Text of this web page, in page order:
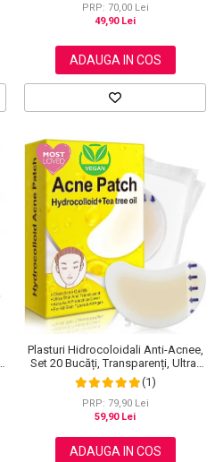
PRP: 70,00 Lei
49,90 Lei
ADAUGA IN COS
Plasturi Hidrocoloidali Anti-Acnee,
Set 20 Bucăți, Transparenți, Ultra-
subțiri, Formulă Premium
(1)
PRP: 79,90 Lei
59,90 Lei
ADAUGA IN COS